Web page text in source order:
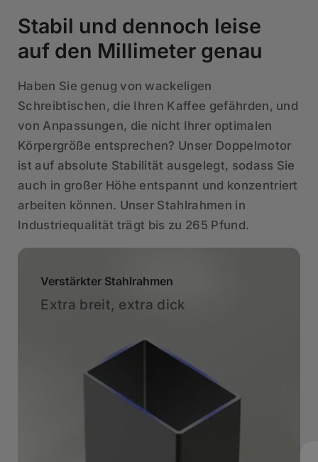
Stabil und dennoch leise
auf den Millimeter genau
Haben Sie genug von wackeligen
Schreibtischen, die Ihren Kaffee gefährden, und
von Anpassungen, die nicht Ihrer optimalen
Körpergröße entsprechen? Unser Doppelmotor
ist auf absolute Stabilität ausgelegt, sodass Sie
auch in großer Höhe entspannt und konzentriert
arbeiten können. Unser Stahlrahmen in
Industriequalität trägt bis zu 265 Pfund.
Verstärkter Stahlrahmen
Extra breit, extra dick